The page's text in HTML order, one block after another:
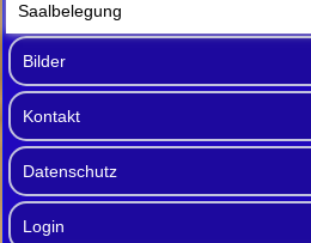
Saalbelegung
Bilder
Kontakt
Datenschutz
Login